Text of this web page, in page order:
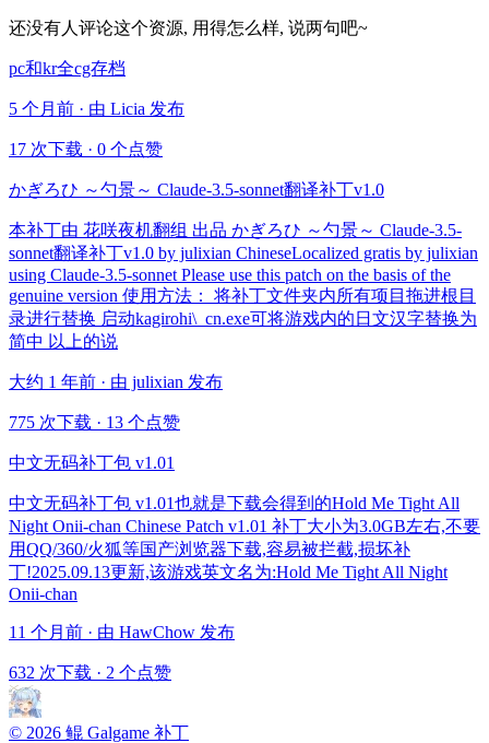
还没有人评论这个资源, 用得怎么样, 说两句吧~
pc和kr全cg存档
5 个月前 · 由 Licia 发布
17 次下载 · 0 个点赞
かぎろひ ～勺景～ Claude-3.5-sonnet翻译补丁v1.0
本补丁由 花咲夜机翻组 出品 かぎろひ ～勺景～ Claude-3.5-
sonnet翻译补丁v1.0 by julixian ChineseLocalized gratis by julixian
using Claude-3.5-sonnet Please use this patch on the basis of the
genuine version 使用方法： 将补丁文件夹内所有项目拖进根目
录进行替换 启动kagirohi\_cn.exe可将游戏内的日文汉字替换为
简中 以上的说
大约 1 年前 · 由 julixian 发布
775 次下载 · 13 个点赞
中文无码补丁包 v1.01
中文无码补丁包 v1.01也就是下载会得到的Hold Me Tight All
Night Onii-chan Chinese Patch v1.01 补丁大小为3.0GB左右,不要
用QQ/360/火狐等国产浏览器下载,容易被拦截,损坏补
丁!2025.09.13更新,该游戏英文名为:Hold Me Tight All Night
Onii-chan
11 个月前 · 由 HawChow 发布
632 次下载 · 2 个点赞
© 2026 鲲 Galgame 补丁